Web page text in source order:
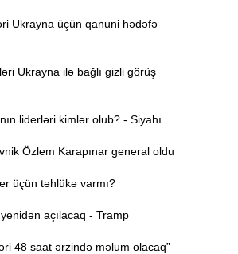
Ukrayna üçün qanuni hədəfə
Ukrayna ilə bağlı gizli görüş
liderləri kimlər olub? - Siyahı
Özlem Karapınar general oldu
üçün təhlükə varmı?
açılacaq - Tramp
48 saat ərzində məlum olacaq”